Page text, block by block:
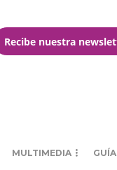
Recibe nuestra
MULTIMEDIA